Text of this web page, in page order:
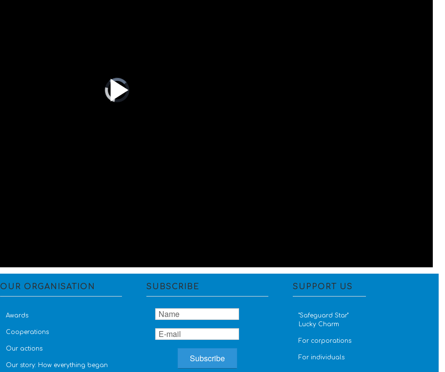
OUR ORGANISATION
Awards
Cooperations
Our actions
Our story: How everything began
SUBSCRIBE SUPPORT US
''Safeguard Star''
Lucky Charm
For corporations
For individuals